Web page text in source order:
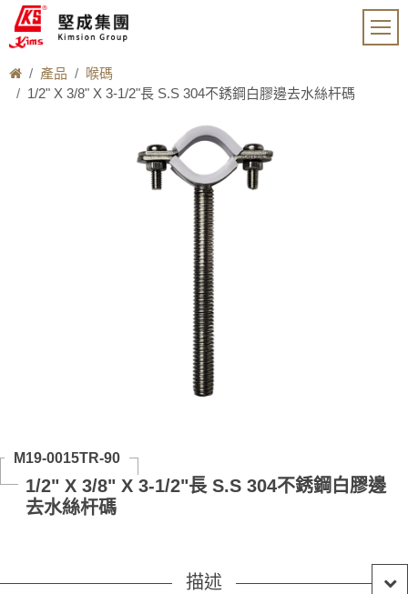
產品
喉碼
1/2" X 3/8" X 3-1/2"長 S.S 304不銹鋼白膠邊去水絲杆碼
M19-0015TR-90
1/2" X 3/8" X 3-1/2"長 S.S 304不銹鋼白膠邊
去水絲杆碼
描述